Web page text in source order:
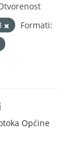
Formati:
Općine